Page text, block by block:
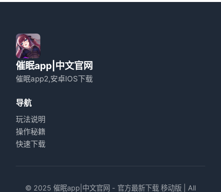
催眠app|中文官网
催眠app2,安卓IOS下载
导航
玩法说明
操作秘籍
快速下载
© 2025 催眠app|中文官网 - 官方最新下载 移动版 | All